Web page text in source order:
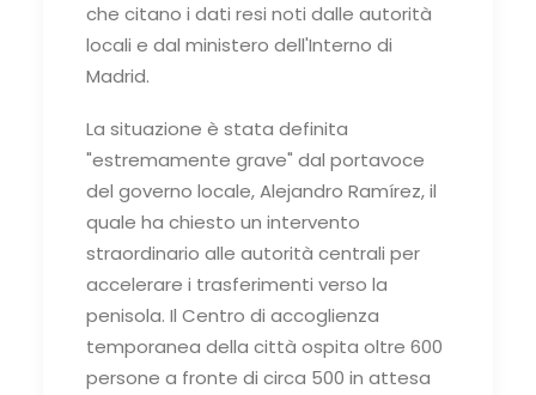
che citano i dati resi noti dalle autorità
locali e dal ministero dell'Interno di
Madrid.
La situazione è stata definita
"estremamente grave" dal portavoce
del governo locale, Alejandro Ramírez, il
quale ha chiesto un intervento
straordinario alle autorità centrali per
accelerare i trasferimenti verso la
penisola. Il Centro di accoglienza
temporanea della città ospita oltre 600
persone a fronte di circa 500 in attesa